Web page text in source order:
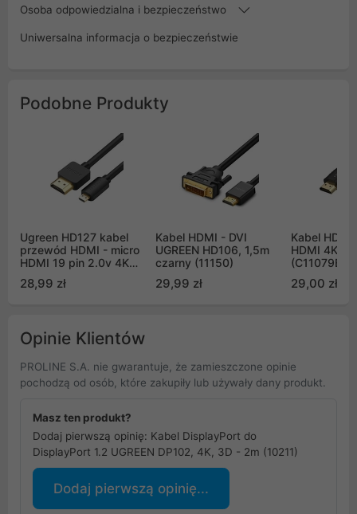
Osoba odpowiedzialna i bezpieczeństwo
Uniwersalna informacja o bezpieczeństwie
Podobne Produkty
Ugreen HD127 kabel
przewód HDMI - micro
HDMI 19 pin 2.0v 4K
czarny (30104)
28,99 zł
Kabel HDMI - DVI
UGREEN HD106, 1,5m
czarny (11150)
29,99 zł
Kabel
HDMI 4K 5m
29,00 zł
Opinie Klientów
PROLINE S.A. nie gwarantuje, że zamieszczone opinie
pochodzą od osób, które zakupiły lub używały dany produkt.
Masz ten produkt?
Dodaj pierwszą opinię: Kabel DisplayPort do
DisplayPort 1.2 UGREEN DP102, 4K, 3D - 2m (10211)
Dodaj pierwszą opinię...